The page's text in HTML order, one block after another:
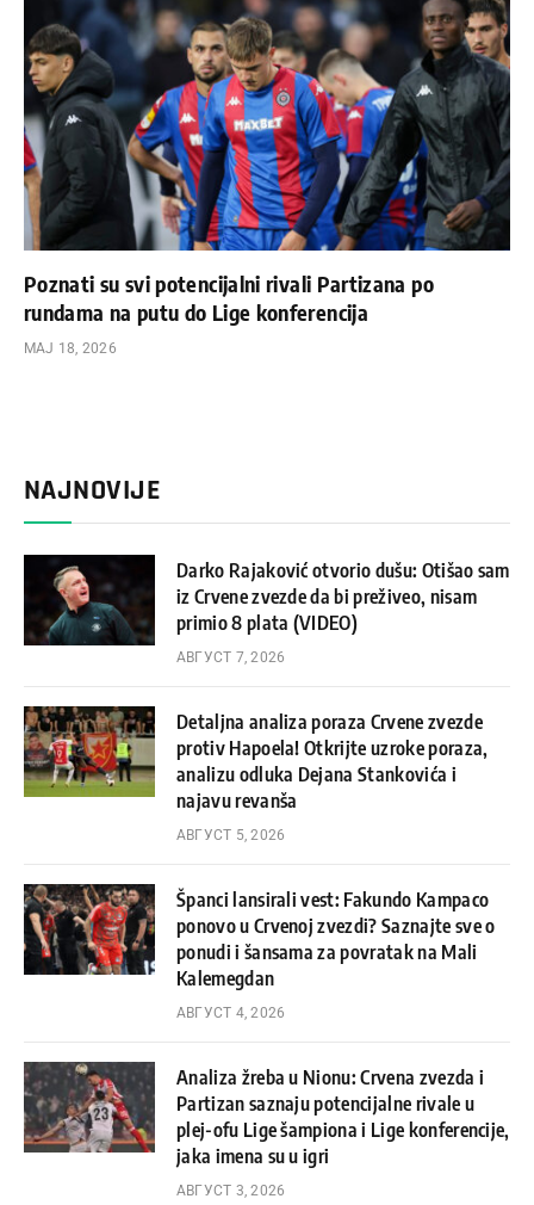
Poznati su svi potencijalni rivali Partizana po
rundama na putu do Lige konferencija
МАЈ 18, 2026
NAJNOVIJE
Darko Rajaković otvorio dušu: Otišao sam
iz Crvene zvezde da bi preživeo, nisam
primio 8 plata (VIDEO)
АВГУСТ 7, 2026
Detaljna analiza poraza Crvene zvezde
protiv Hapoela! Otkrijte uzroke poraza,
analizu odluka Dejana Stankovića i
najavu revanša
АВГУСТ 5, 2026
Španci lansirali vest: Fakundo Kampaco
ponovo u Crvenoj zvezdi? Saznajte sve o
ponudi i šansama za povratak na Mali
Kalemegdan
АВГУСТ 4, 2026
Analiza žreba u Nionu: Crvena zvezda i
Partizan saznaju potencijalne rivale u
plej-ofu Lige šampiona i Lige konferencije,
jaka imena su u igri
АВГУСТ 3, 2026